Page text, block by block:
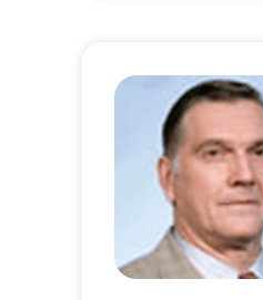
медалями.